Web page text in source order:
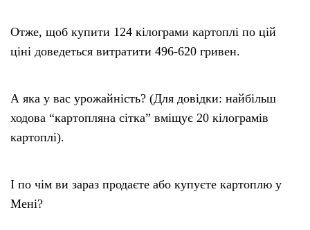
Отже, щоб купити 124 кілограми картоплі по цій
ціні доведеться витратити 496-620 гривен.
А яка у вас урожайність? (Для довідки: найбільш
ходова “картопляна сітка” вміщує 20 кілограмів
картоплі).
І по чім ви зараз продаєте або купуєте картоплю у
Мені?